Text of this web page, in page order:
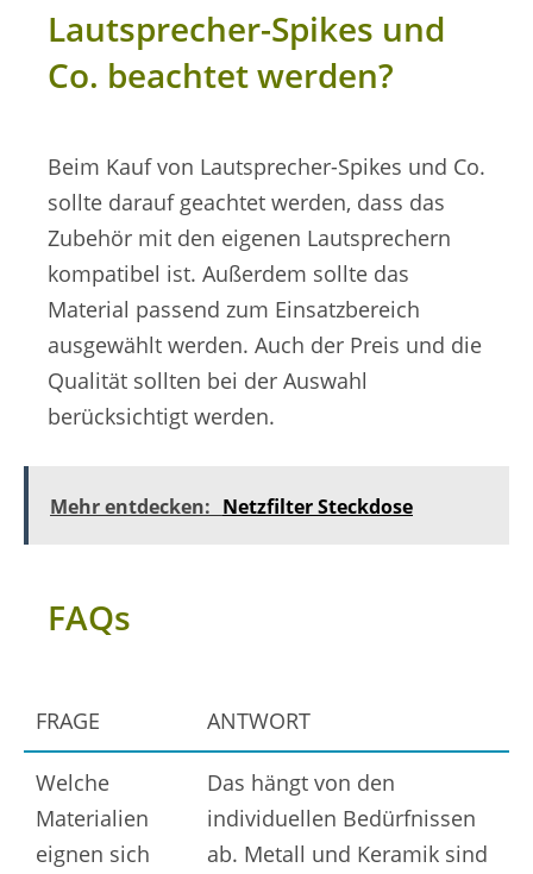
Lautsprecher-Spikes und
Co. beachtet werden?
Beim Kauf von Lautsprecher-Spikes und Co.
sollte darauf geachtet werden, dass das
Zubehör mit den eigenen Lautsprechern
kompatibel ist. Außerdem sollte das
Material passend zum Einsatzbereich
ausgewählt werden. Auch der Preis und die
Qualität sollten bei der Auswahl
berücksichtigt werden.
Mehr entdecken: Netzfilter Steckdose
FAQs
FRAGE ANTWORT
Welche
Materialien
eignen sich
Das hängt von den
individuellen Bedürfnissen
ab. Metall und Keramik sind